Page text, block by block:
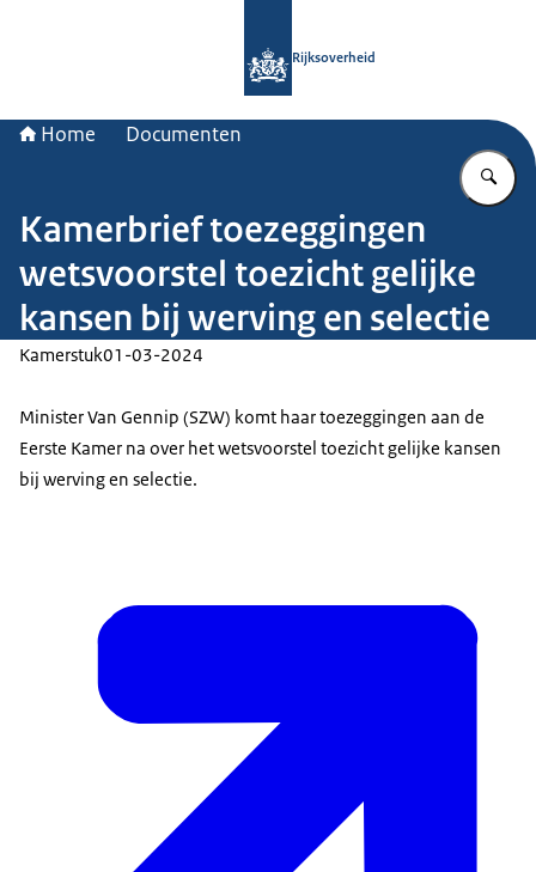
Rijksoverheid
Home Documenten
Kamerbrief toezeggingen
wetsvoorstel toezicht gelijke
kansen bij werving en selectie
Kamerstuk01-03-2024
Minister Van Gennip (SZW) komt haar toezeggingen aan de
Eerste Kamer na over het wetsvoorstel toezicht gelijke kansen
bij werving en selectie.